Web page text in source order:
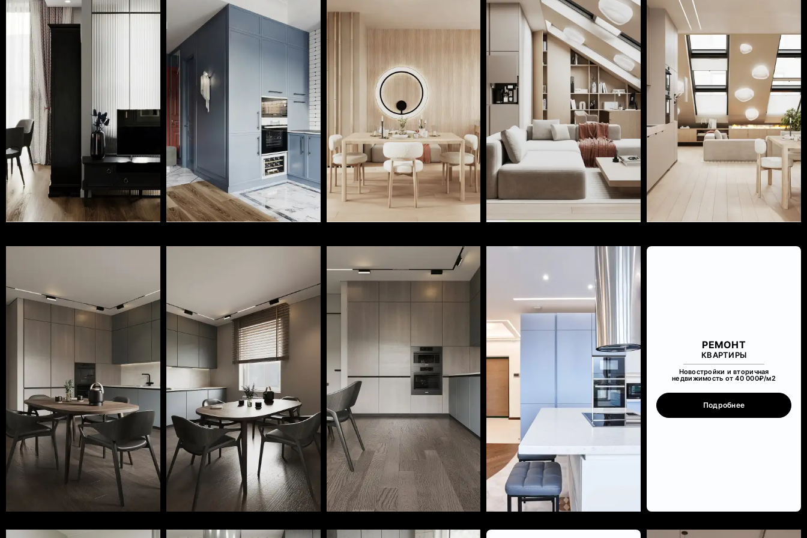
РЕМОНТ
КВАРТИРЫ
Новостройки и вторичная
недвижимость от 40 000₽/м2
Подробнее